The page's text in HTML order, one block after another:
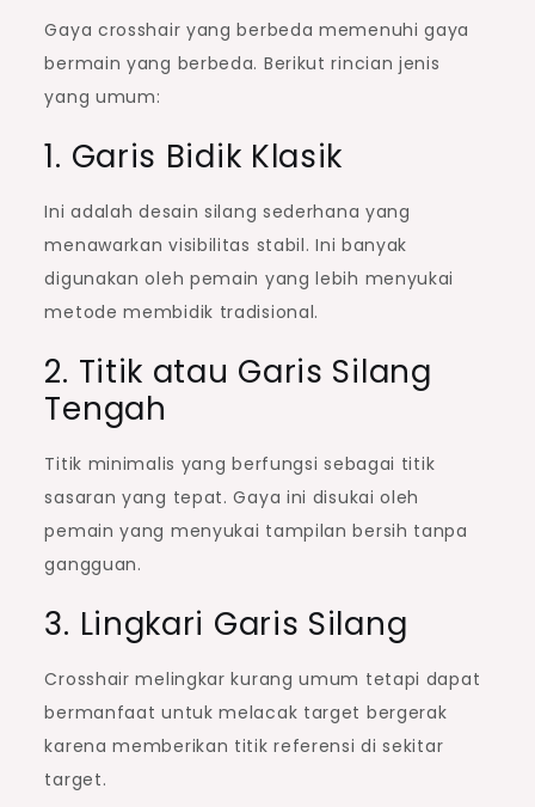
Gaya crosshair yang berbeda memenuhi gaya
bermain yang berbeda. Berikut rincian jenis
yang umum:
1. Garis Bidik Klasik
Ini adalah desain silang sederhana yang
menawarkan visibilitas stabil. Ini banyak
digunakan oleh pemain yang lebih menyukai
metode membidik tradisional.
2. Titik atau Garis Silang
Tengah
Titik minimalis yang berfungsi sebagai titik
sasaran yang tepat. Gaya ini disukai oleh
pemain yang menyukai tampilan bersih tanpa
gangguan.
3. Lingkari Garis Silang
Crosshair melingkar kurang umum tetapi dapat
bermanfaat untuk melacak target bergerak
karena memberikan titik referensi di sekitar
target.